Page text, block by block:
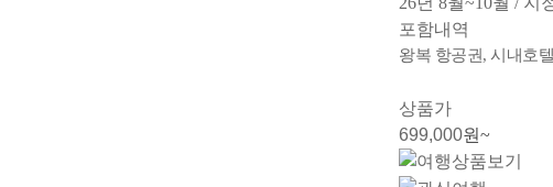
포함내역
왕복 항공권, 시내호
상품가
699,000원~